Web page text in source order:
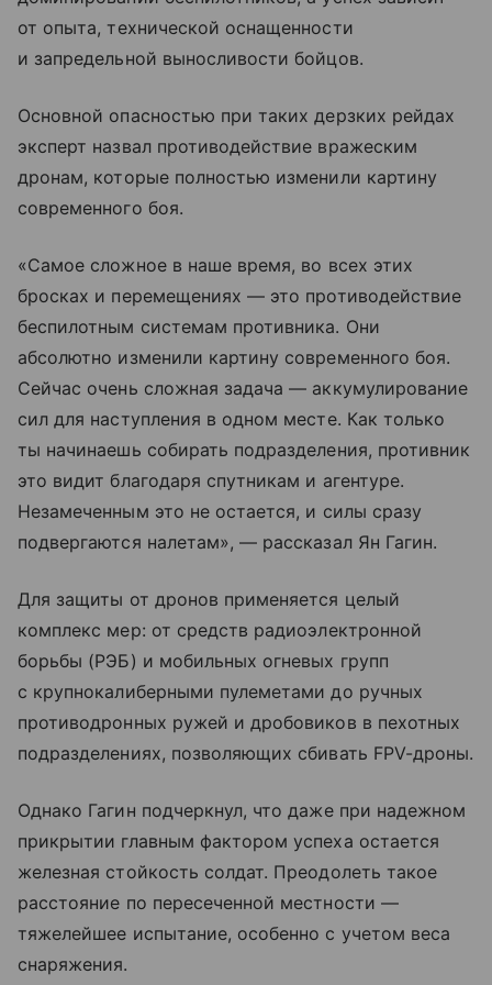
от опыта, технической оснащенности
и запредельной выносливости бойцов.
Основной опасностью при таких дерзких рейдах
эксперт назвал противодействие вражеским
дронам, которые полностью изменили картину
современного боя.
«Самое сложное в наше время, во всех этих
бросках и перемещениях — это противодействие
беспилотным системам противника. Они
абсолютно изменили картину современного боя.
Сейчас очень сложная задача — аккумулирование
сил для наступления в одном месте. Как только
ты начинаешь собирать подразделения, противник
это видит благодаря спутникам и агентуре.
Незамеченным это не остается, и силы сразу
подвергаются налетам», — рассказал Ян Гагин.
Для защиты от дронов применяется целый
комплекс мер: от средств радиоэлектронной
борьбы (РЭБ) и мобильных огневых групп
с крупнокалиберными пулеметами до ручных
противодронных ружей и дробовиков в пехотных
подразделениях, позволяющих сбивать FPV-дроны.
Однако Гагин подчеркнул, что даже при надежном
прикрытии главным фактором успеха остается
железная стойкость солдат. Преодолеть такое
расстояние по пересеченной местности —
тяжелейшее испытание, особенно с учетом веса
снаряжения.